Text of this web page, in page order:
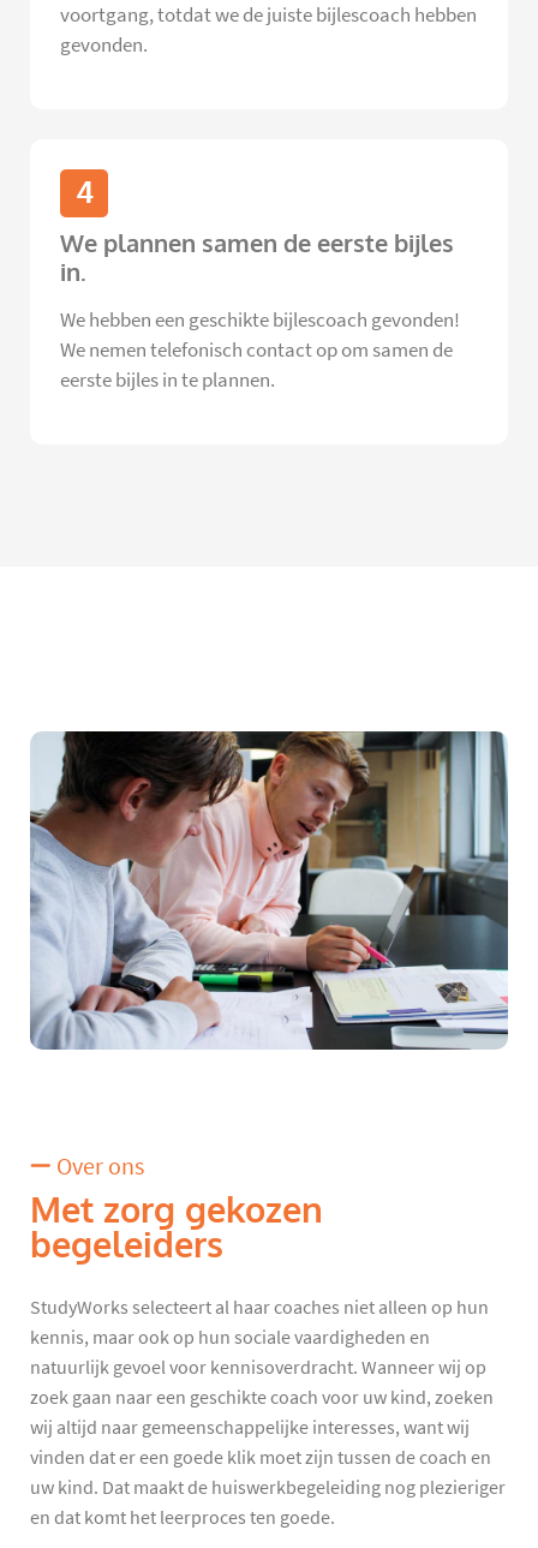
voortgang, totdat we de juiste bijlescoach hebben
gevonden.
4
We plannen samen de eerste bijles
in.
We hebben een geschikte bijlescoach gevonden!
We nemen telefonisch contact op om samen de
eerste bijles in te plannen.
Over ons
Met zorg gekozen
begeleiders
StudyWorks selecteert al haar coaches niet alleen op hun
kennis, maar ook op hun sociale vaardigheden en
natuurlijk gevoel voor kennisoverdracht. Wanneer wij op
zoek gaan naar een geschikte coach voor uw kind, zoeken
wij altijd naar gemeenschappelijke interesses, want wij
vinden dat er een goede klik moet zijn tussen de coach en
uw kind. Dat maakt de huiswerkbegeleiding nog plezieriger
en dat komt het leerproces ten goede.